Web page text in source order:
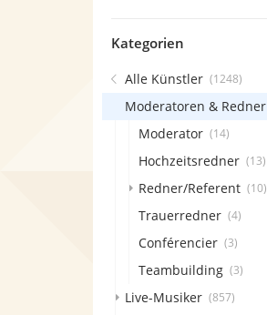
Kategorien
Alle Künstler (1248)
Moderatoren & Redner
Moderator (14)
Hochzeitsredner (13)
Redner/Referent (10)
Trauerredner (4)
Conférencier (3)
Teambuilding (3)
Live-Musiker (857)